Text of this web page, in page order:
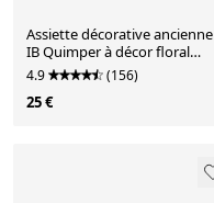
Assiette décorative ancienne
IB Quimper à décor floral
polychrome D24
4.9 (156)
25 €